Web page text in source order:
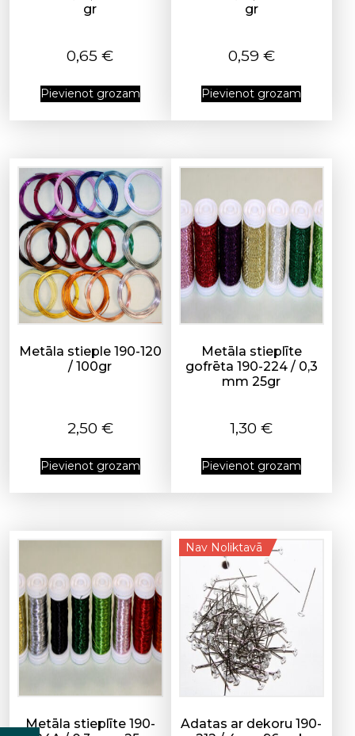
gr
0,65€
Pievienot grozam
gr
0,59 €
Pievienot grozam
Metāla stieple 190-120
/ 100gr
2,50 €
Pievienot grozam
Metāla stieplīte
gofrēta 190-224 / 0,3
mm 25gr
1,30€
Pievienot grozam
Metāla stieplīte 190-
Nav Noliktavā
Adatas ar dekoru 190-